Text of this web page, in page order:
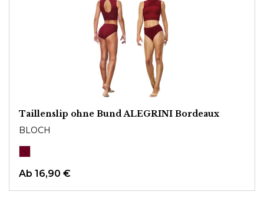
Taillenslip ohne Bund ALEGRINI Bordeaux
BLOCH
Ab 16,90 €